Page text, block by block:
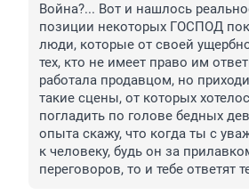
Война?... Вот и нашлось
позиции некоторых ГОСПОД
люди, которые от своей
тех, кто не имеет право им
работала продавцом, но
такие сцены, от которых
погладить по голове бедных
опыта скажу, что когда ты с
к человеку, будь он за
переговоров, то и тебе ответят